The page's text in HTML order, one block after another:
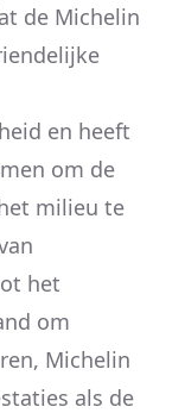
de Michelin
en heeft
om de
milieu te
het
om
Michelin
als de